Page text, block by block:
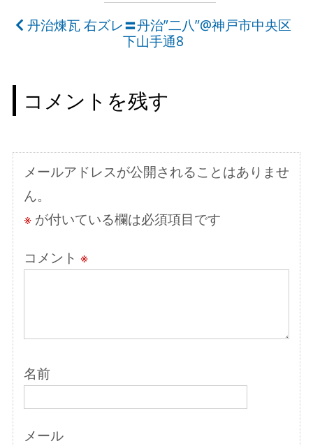
ナ
ゲ
ー
ョ
ン
丹治煉瓦 右ズレ〓丹治”二八”@神戸市中央区
下山手通8
コメントを残す
メールアドレスが公開されることはありませ
ん。
※が付いている欄は必須項目です
コメント ※
名前
メール